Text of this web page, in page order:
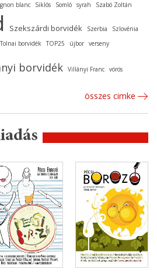
blanc Siklós Somló syrah Szabó Zoltán
Szekszárdi borvidék Szerbia Szlovénia
Tolnai borvidék TOP25 újbor verseny
borvidék Villányi Franc vörös
összes cimke